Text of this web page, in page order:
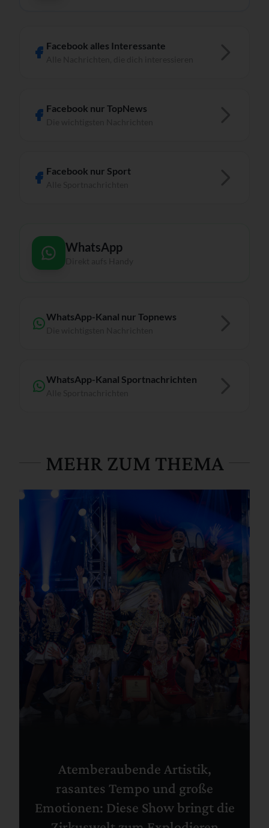
Facebook alles Interessante
Facebook nur TopNews
Facebook nur Sport
WhatsApp
WhatsApp-Kanal nur Topnews
WhatsApp-Kanal Sportnachrichten
MEHR ZUM THEMA
Atemberaubende Artistik,
rasantes Tempo und große
Emotionen: Diese Show bringt die